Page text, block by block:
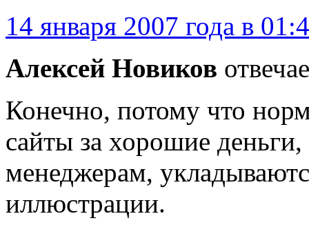
14 января 2007 года в
Алексей Новиков
Конечно, потому что
сайты за хорошие
менеджерам,
иллюстрации.